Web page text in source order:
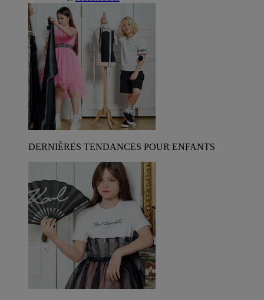
DERNIÈRES TENDANCES POUR ENFANTS